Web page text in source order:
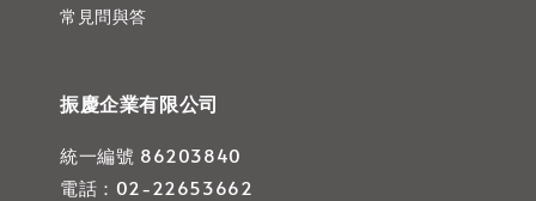
常見問與答
振慶企業有限公司
統一編號 86203840
電話：02-22653662